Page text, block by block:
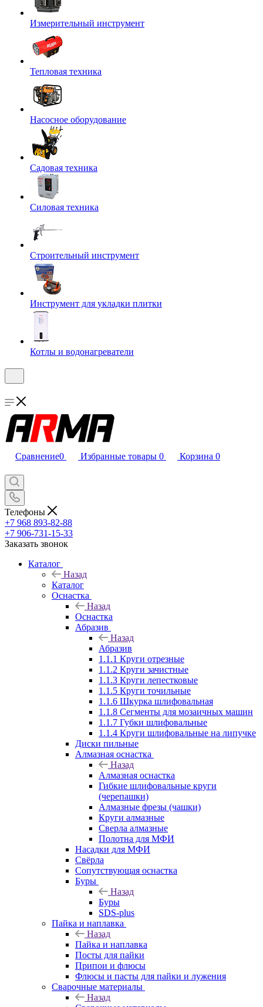
Измерительный инструмент
Тепловая техника
Насосное оборудование
Садовая техника
Силовая техника
Строительный инструмент
Инструмент для укладки плитки
Котлы и водонагреватели
Сравнение0 Избранные товары 0 Корзина 0
Телефоны
+7 968 893-82-88
+7 906-731-15-33
Заказать звонок
Каталог
Назад
Каталог
Оснастка
Назад
Оснастка
Абразив
Назад
Абразив
1.1.1 Круги отрезные
1.1.2 Круги зачистные
1.1.3 Круги лепестковые
1.1.5 Круги точильные
1.1.6 Шкурка шлифовальная
1.1.8 Сегменты для мозаичных машин
1.1.7 Губки шлифовальные
1.1.4 Круги шлифовальные на липучке
Диски пильные
Алмазная оснастка
Назад
Алмазная оснастка
Гибкие шлифовальные круги
(черепашки)
Алмазные фрезы (чашки)
Круги алмазные
Сверла алмазные
Полотна для МФИ
Насадки для МФИ
Свёрла
Сопутствующая оснастка
Буры
Назад
Буры
SDS-plus
Пайка и наплавка
Назад
Пайка и наплавка
Посты для пайки
Припои и флюсы
Флюсы и пасты для пайки и лужения
Сварочные материалы
Назад